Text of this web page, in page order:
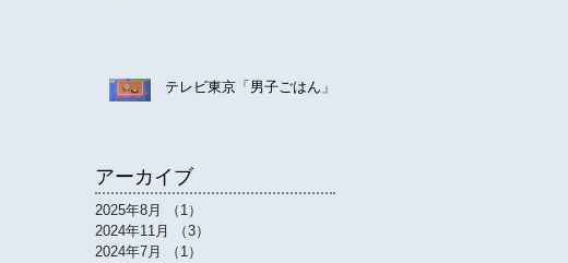
テレビ東京「男子ごはん」
アーカイブ
2025年8月 （1）
2024年11月
（3）
2024年7月
（1）